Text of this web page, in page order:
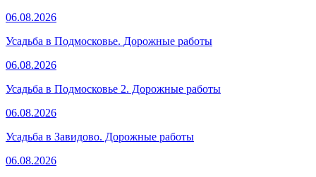
06.08.2026
Усадьба в Подмосковье. Дорожные работы
06.08.2026
Усадьба в Подмосковье 2. Дорожные работы
06.08.2026
Усадьба в Завидово. Дорожные работы
06.08.2026